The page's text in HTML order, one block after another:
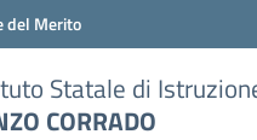
del Merito
Statale di
CORRADO